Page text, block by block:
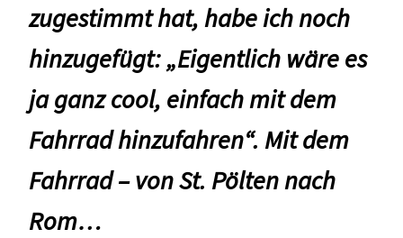
zugestimmt hat, habe ich noch
hinzugefügt: „Eigentlich wäre es
ja ganz cool, einfach mit dem
Fahrrad hinzufahren“. Mit dem
Fahrrad – von St. Pölten nach
Rom…